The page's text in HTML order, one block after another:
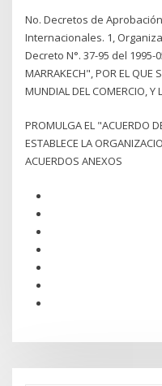
No. Decretos de
Internacionales. 1,
Decreto N°. 37-95 del 1995-
MARRAKECH", POR EL QUE
MUNDIAL DEL COMERCIO, Y
PROMULGA EL "ACUERDO
ESTABLECE LA
ACUERDOS ANEXOS